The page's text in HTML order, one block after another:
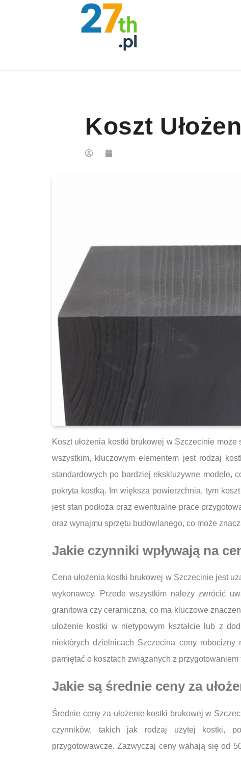
Koszt
Koszt ułożenia kostki brukowej w Szczecinie
wszystkim, kluczowym elementem jest rodzaj
standardowych po bardziej ekskluzywne modele,
pokryta kostką. Im większa powierzchnia, tym
jest stan podłoża oraz ewentualne prace
oraz wynajmu sprzętu budowlanego, co może
Jakie czynniki wpływają na
Cena ułożenia kostki brukowej w Szczecinie jest
wykonawcy. Przede wszystkim należy zwrócić
granitowa czy ceramiczna, co ma kluczowe
ułożenie kostki w nietypowym kształcie lub z
niektórych dzielnicach Szczecina ceny
pamiętać o kosztach związanych z
Jakie są średnie ceny za
Średnie ceny za ułożenie kostki brukowej w
czynników, takich jak rodzaj użytej kostki,
przygotowawcze. Zazwyczaj ceny wahają się od